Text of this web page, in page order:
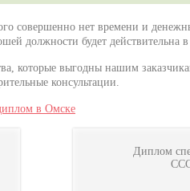
совершенно нет времени и
должности будет действительна
которые выгодны нашим
консультации.
в Омске
Диплом